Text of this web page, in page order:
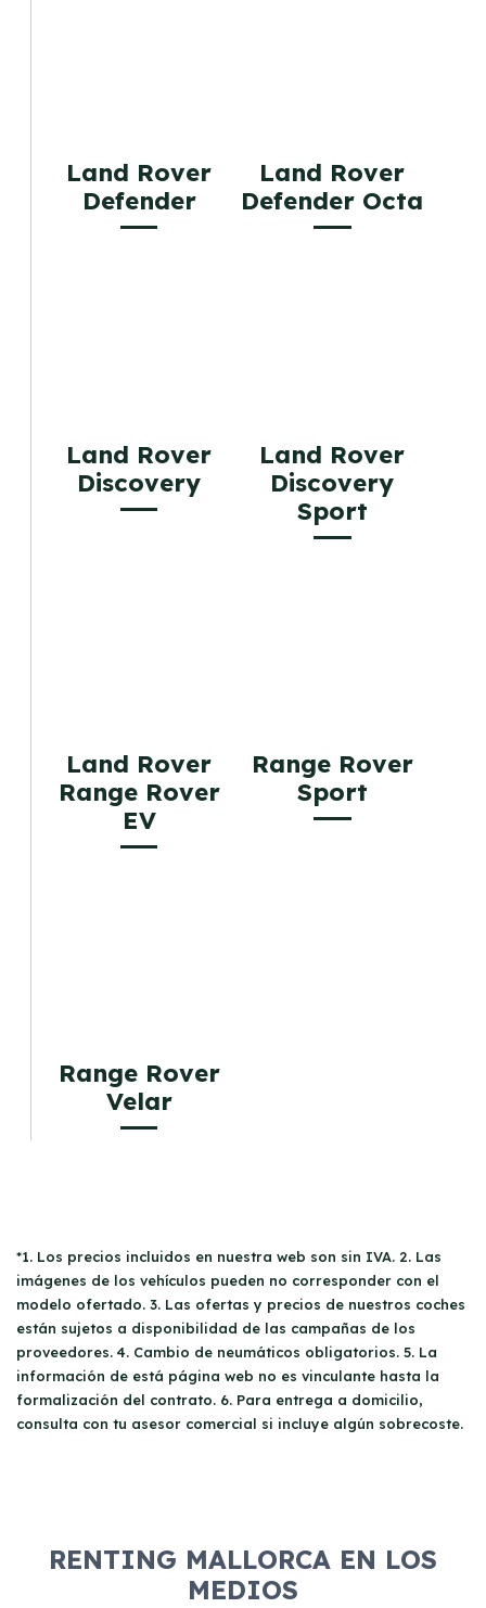
Land Rover
Defender
Land Rover
Defender Octa
Land Rover
Discovery
Land Rover
Discovery
Sport
Land Rover
Range Rover
EV
Range Rover
Sport
Range Rover
Velar
*1. Los precios incluidos en nuestra web son sin IVA. 2. Las
imágenes de los vehículos pueden no corresponder con el
modelo ofertado. 3. Las ofertas y precios de nuestros coches
están sujetos a disponibilidad de las campañas de los
proveedores. 4. Cambio de neumáticos obligatorios. 5. La
información de está página web no es vinculante hasta la
formalización del contrato. 6. Para entrega a domicilio,
consulta con tu asesor comercial si incluye algún sobrecoste.
RENTING MALLORCA EN LOS
MEDIOS